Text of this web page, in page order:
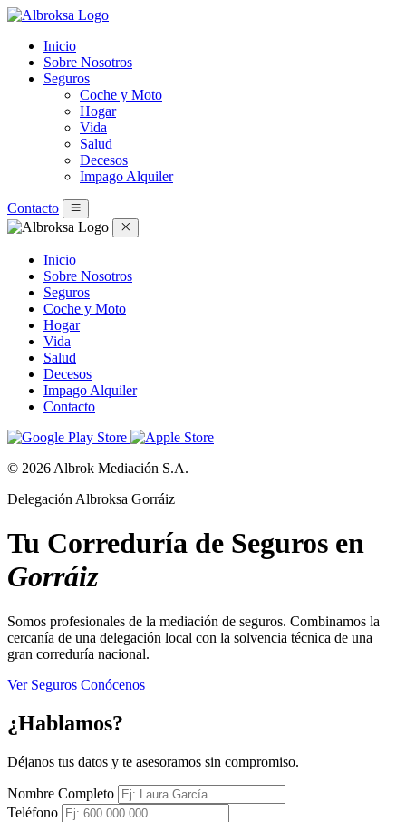
Inicio
Sobre Nosotros
Seguros
Coche y Moto
Hogar
Vida
Salud
Decesos
Impago Alquiler
Contacto
Inicio
Sobre Nosotros
Seguros
Coche y Moto
Hogar
Vida
Salud
Decesos
Impago Alquiler
Contacto
© 2026 Albrok Mediación S.A.
Delegación Albroksa Gorráiz
Tu Correduría de Seguros en
Gorráiz
Somos profesionales de la mediación de seguros. Combinamos la
cercanía de una delegación local con la solvencia técnica de una
gran correduría nacional.
Ver Seguros Conócenos
¿Hablamos?
Déjanos tus datos y te asesoramos sin compromiso.
Nombre Completo
Teléfono